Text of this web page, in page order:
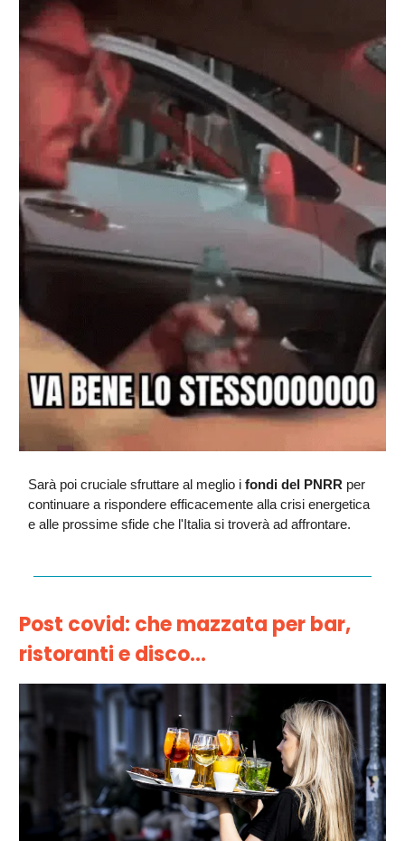
Sarà poi cruciale sfruttare al meglio i fondi del PNRR per
continuare a rispondere efficacemente alla crisi energetica
e alle prossime sfide che l'Italia si troverà ad affrontare.
Post covid: che mazzata per bar,
ristoranti e disco...